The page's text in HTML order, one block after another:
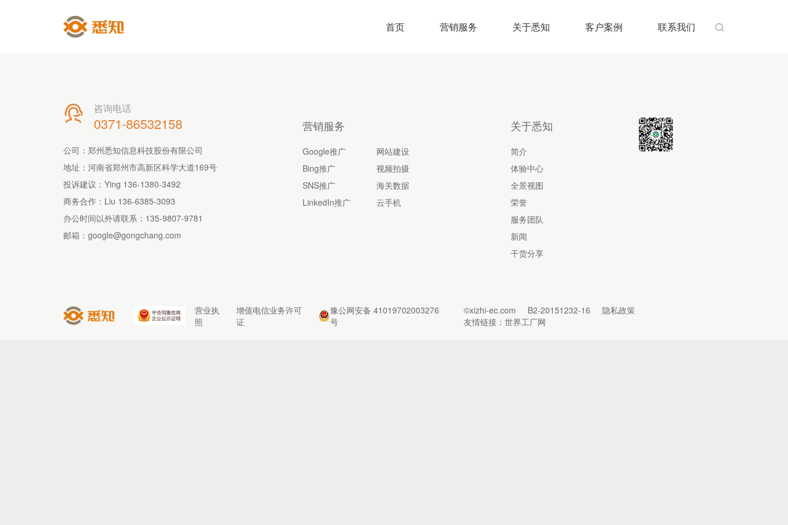
首页 营销服务 关于悉知 客户案例 联系我们 
 咨询电话
0371-86532158
公司：郑州悉知信息科技股份有限公司
地址：河南省郑州市高新区科学大道169号
投诉建议：Ying 136-1380-3492
商务合作：Liu 136-6385-3093
办公时间以外请联系： 135-9807-9781
邮箱： google@gongchang.com
营销服务
Google推广
Bing推广
SNS推广
LinkedIn推广
网站建设
视频拍摄
海关数据
云手机
关于悉知
简介
体验中心
全景视图
荣誉
服务团队
新闻
干货分享
营业执
照
增值电信业务许可
证
豫公网安备 41019702003276
号
©xizhi-ec.com B2-20151232-16
隐私政策
友情链接： 世界工厂网